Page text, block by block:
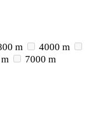
m
4000 m
7000 m